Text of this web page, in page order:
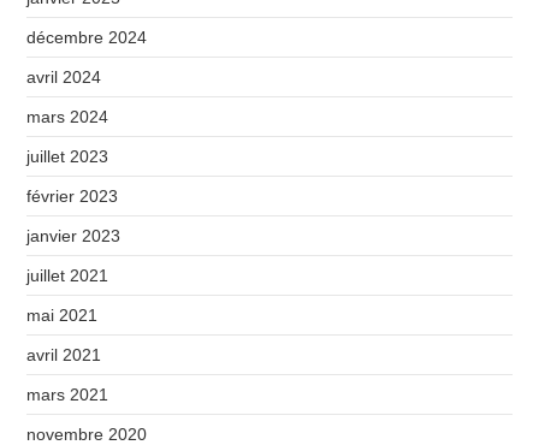
décembre 2024
avril 2024
mars 2024
juillet 2023
février 2023
janvier 2023
juillet 2021
mai 2021
avril 2021
mars 2021
novembre 2020